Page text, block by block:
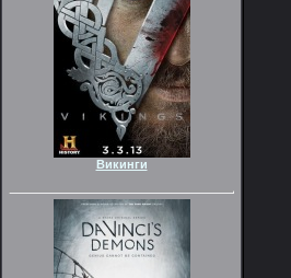
Викинги